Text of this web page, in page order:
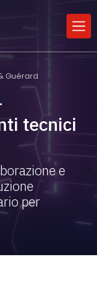
Guérard
tecnici
e
per